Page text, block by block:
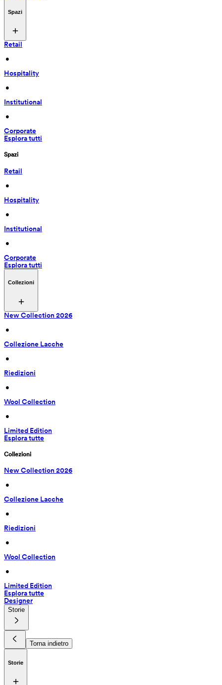
Spazi
Retail
•
Hospitality
•
Institutional
•
Corporate
Esplora tutti
Spazi
Retail
•
Hospitality
•
Institutional
•
Corporate
Esplora tutti
Collezioni
New Collection 2026
•
Collezione Lacche
•
Riedizioni
•
Wool Collection
•
Limited Edition
Esplora tutte
Collezioni
New Collection 2026
•
Collezione Lacche
•
Riedizioni
•
Wool Collection
•
Limited Edition
Esplora tutte
Designer
Storie
Torna indietro
Storie